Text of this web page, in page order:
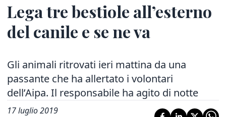
Lega tre bestiole all’esterno
del canile e se ne va
Gli animali ritrovati ieri mattina da una
passante che ha allertato i volontari
dell’Aipa. Il responsabile ha agito di notte
17 luglio 2019